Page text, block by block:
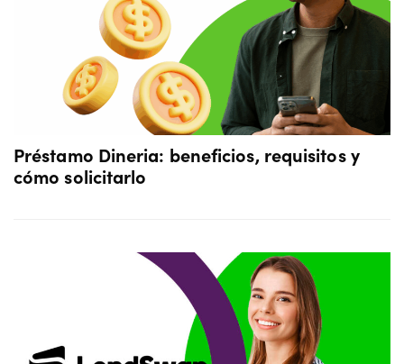
Préstamo Dineria: beneficios, requisitos y
cómo solicitarlo